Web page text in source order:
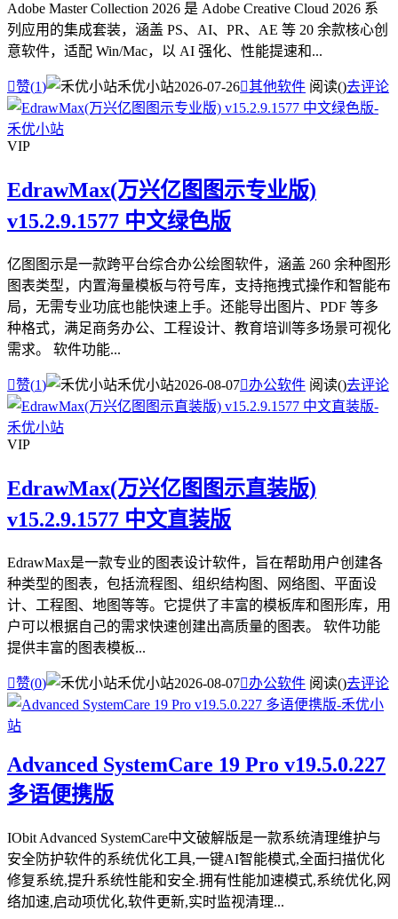
Adobe Master Collection 2026 是 Adobe Creative Cloud 2026 系
列应用的集成套装，涵盖 PS、AI、PR、AE 等 20 余款核心创
意软件，适配 Win/Mac，以 AI 强化、性能提速和...
赞(1) 禾优小站2026-07-26其他软件 阅读()去评论
VIP
EdrawMax(万兴亿图图示专业版)
v15.2.9.1577 中文绿色版
亿图图示是一款跨平台综合办公绘图软件，涵盖 260 余种图形
图表类型，内置海量模板与符号库，支持拖拽式操作和智能布
局，无需专业功底也能快速上手。还能导出图片、PDF 等多
种格式，满足商务办公、工程设计、教育培训等多场景可视化
需求。 软件功能...
赞(1) 禾优小站2026-08-07办公软件 阅读()去评论
VIP
EdrawMax(万兴亿图图示直装版)
v15.2.9.1577 中文直装版
EdrawMax是一款专业的图表设计软件，旨在帮助用户创建各
种类型的图表，包括流程图、组织结构图、网络图、平面设
计、工程图、地图等等。它提供了丰富的模板库和图形库，用
户可以根据自己的需求快速创建出高质量的图表。 软件功能
提供丰富的图表模板...
赞(0) 禾优小站2026-08-07办公软件 阅读()去评论
Advanced SystemCare 19 Pro v19.5.0.227
多语便携版
IObit Advanced SystemCare中文破解版是一款系统清理维护与
安全防护软件的系统优化工具,一键AI智能模式,全面扫描优化
修复系统,提升系统性能和安全.拥有性能加速模式,系统优化,网
络加速,启动项优化,软件更新,实时监视清理...